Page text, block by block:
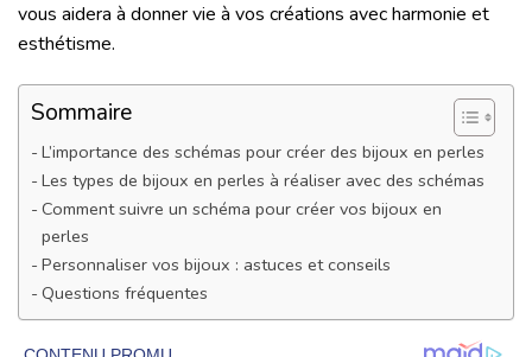
vous aidera à donner vie à vos créations avec harmonie et
esthétisme.
Sommaire
L’importance des schémas pour créer des bijoux en perles
Les types de bijoux en perles à réaliser avec des schémas
Comment suivre un schéma pour créer vos bijoux en
perles
Personnaliser vos bijoux : astuces et conseils
Questions fréquentes